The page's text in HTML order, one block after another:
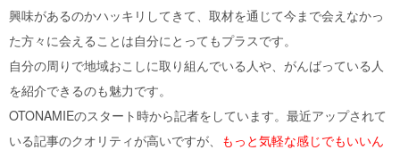
興味があるのかハッキリしてきて、取材を通じて今まで会えなかっ
た方々に会えることは自分にとってもプラスです。
自分の周りで地域おこしに取り組んでいる人や、がんばっている人
を紹介できるのも魅力です。
OTONAMIEのスタート時から記者をしています。最近アップされて
いる記事のクオリティが高いですが、 もっと気軽な感じでもいいん